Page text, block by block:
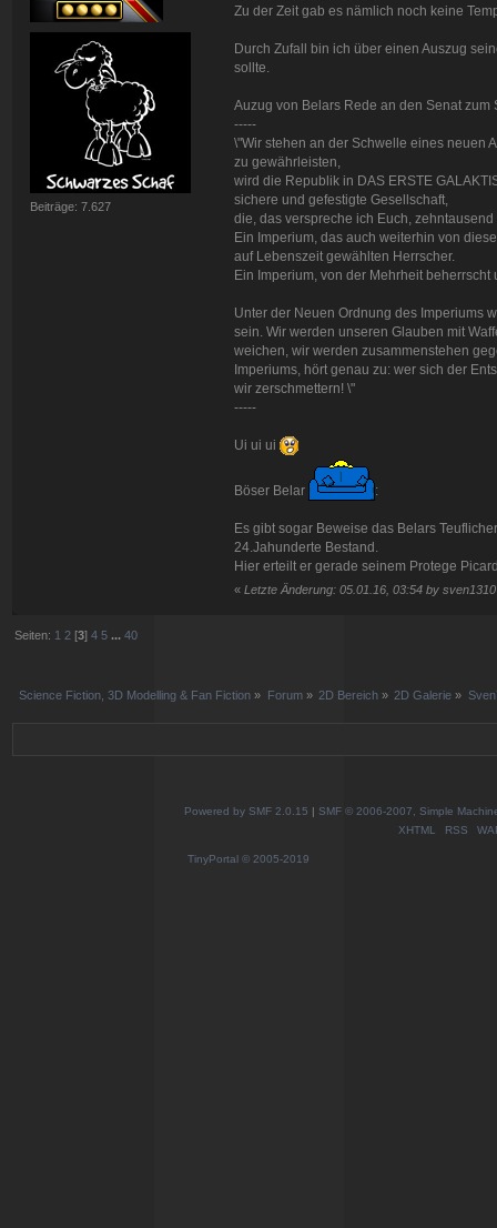
Beiträge: 7.627
Zu der Zeit gab es nämlich noch keine
Durch Zufall bin ich über einen Auszug
sollte.
Auzug von Belars Rede an den Senat zum
-----
\"Wir stehen an der Schwelle eines neuen
zu gewährleisten,
wird die Republik in DAS ERSTE
sichere und gefestigte Gesellschaft,
die, das verspreche ich Euch,
Ein Imperium, das auch weiterhin von
auf Lebenszeit gewählten Herrscher.
Ein Imperium, von der Mehrheit
Unter der Neuen Ordnung des Imperiums
sein. Wir werden unseren Glauben mit
weichen, wir werden zusammenstehen
Imperiums, hört genau zu: wer sich der
wir zerschmettern! \"
-----
Ui ui ui
Böser Belar :
Es gibt sogar Beweise das Belars
24.Jahunderte Bestand.
Hier erteilt er gerade seinem Protege
« Letzte Änderung: 05.01.16, 03:54 by sven1310
Seiten: 1 2 [3]4 5 ...40
Science Fiction, 3D Modelling & Fan Fiction » Forum» 2D Bereich » 2D Galerie »
Powered by SMF 2.0.15 | SMF © 2006-2007, Simple
XHTML
RSS
TinyPortal © 2005-2019